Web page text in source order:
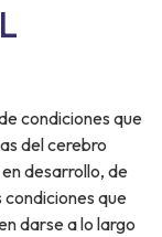
condiciones que
del cerebro
desarrollo, de
que
darse a lo largo